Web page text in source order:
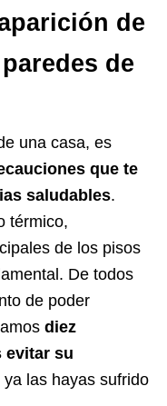
de
de
una casa, es
que te
saludables.
térmico,
de los pisos
De todos
de poder
diez
evitar su
las hayas sufrido